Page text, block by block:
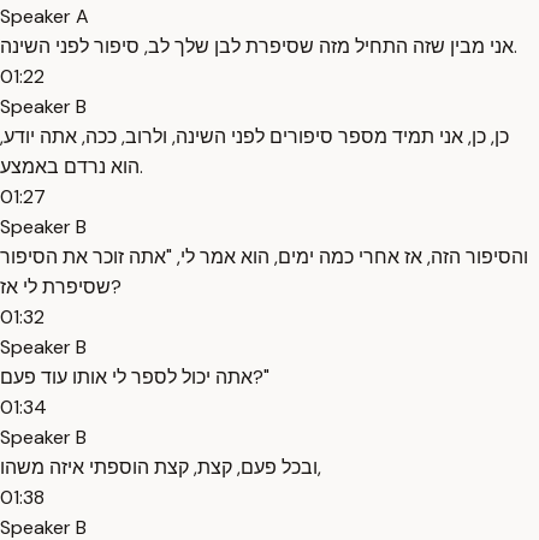
Speaker A
אני מבין שזה התחיל מזה שסיפרת לבן שלך לב, סיפור לפני השינה.
01:22
Speaker B
כן, כן, אני תמיד מספר סיפורים לפני השינה, ולרוב, ככה, אתה יודע,
הוא נרדם באמצע.
01:27
Speaker B
והסיפור הזה, אז אחרי כמה ימים, הוא אמר לי, "אתה זוכר את הסיפור
שסיפרת לי אז?
01:32
Speaker B
אתה יכול לספר לי אותו עוד פעם?"
01:34
Speaker B
ובכל פעם, קצת, קצת הוספתי איזה משהו,
01:38
Speaker B